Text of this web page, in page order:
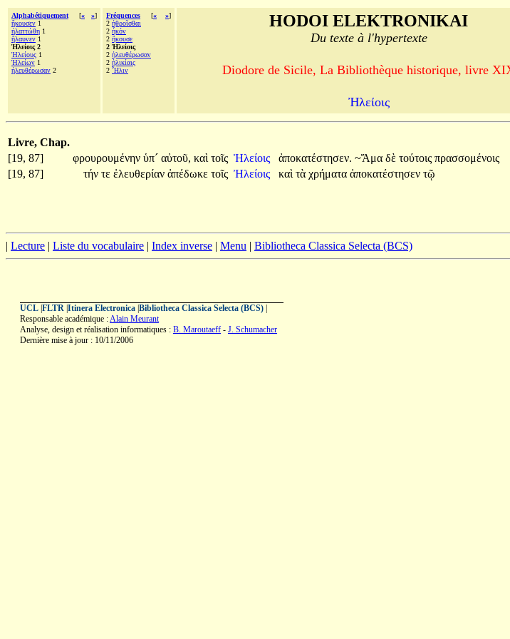
Alphabétiquement [« »]
ἤκουσεν 1
ἠλαττώθη 1
ἤλαυνεν 1
Ἠλείοις 2
Ἠλείους 1
Ἠλείων 1
ἠλευθέρωσαν 2
Fréquences [« »]
2 ἠθροῖσθαι
2 ἧκόν
2 ἤκουσε
2 Ἠλείοις
2 ἠλευθέρωσαν
2 ἡλικίαις
2 Ἦλιν
HODOI ELEKTRONIKAI
Du texte à l'hypertexte
Diodore de Sicile, La Bibliothèque historique, livre
Ἠλείοις
Livre, Chap.
[19, 87]
φρουρουμένην ὑπ´ αὐτοῦ, καὶ τοῖς Ἠλείοις ἀποκατέστησεν. ~Ἅμα δὲ τούτοις πρασσομένοις
[19, 87]
τήν τε ἐλευθερίαν ἀπέδωκε τοῖς Ἠλείοις καὶ τὰ χρήματα ἀποκατέστησεν τῷ
| Lecture | Liste du vocabulaire | Index inverse | Menu | Bibliotheca Classica Selecta (BCS)
UCL FLTR Itinera Electronica Bibliotheca Classica Selecta (BCS)
Responsable académique :Alain Meurant
Analyse, design et réalisation informatiques : B. Maroutaeff - J. Schumacher
Dernière mise à jour : 10/11/2006